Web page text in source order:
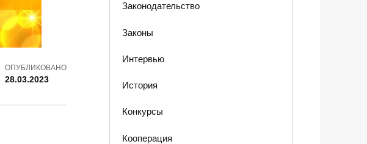
ОПУБЛИКОВАНО
28.03.2023
Законодательство
Законы
Интервью
История
Конкурсы
Кооперация